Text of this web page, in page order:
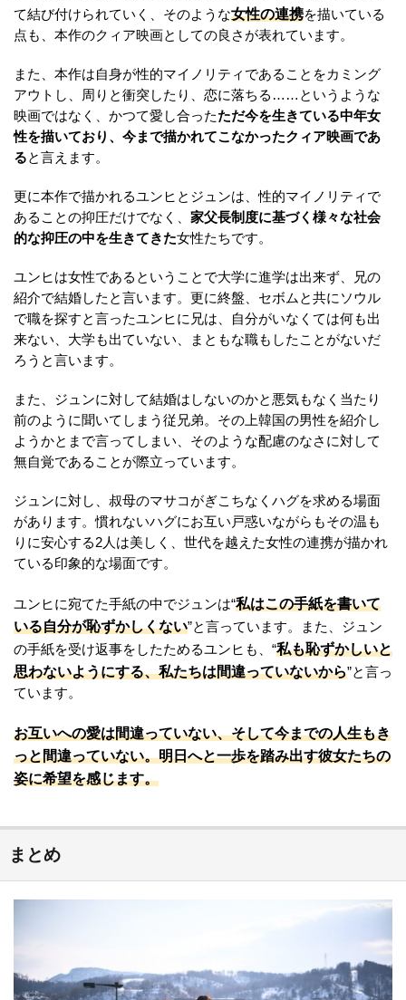
て結び付けられていく、そのような女性の連携を描いている
点も、本作のクィア映画としての良さが表れています。
また、本作は自身が性的マイノリティであることをカミング
アウトし、周りと衝突したり、恋に落ちる……というような
映画ではなく、かつて愛し合ったただ今を生きている中年女
性を描いており、今まで描かれてこなかったクィア映画であ
ると言えます。
更に本作で描かれるユンヒとジュンは、性的マイノリティで
あることの抑圧だけでなく、 家父長制度に基づく様々な社会
的な抑圧の中を生きてきた女性たちです。
ユンヒは女性であるということで大学に進学は出来ず、兄の
紹介で結婚したと言います。更に終盤、セボムと共にソウル
で職を探すと言ったユンヒに兄は、自分がいなくては何も出
来ない、大学も出ていない、まともな職もしたことがないだ
ろうと言います。
また、ジュンに対して結婚はしないのかと悪気もなく当たり
前のように聞いてしまう従兄弟。その上韓国の男性を紹介し
ようかとまで言ってしまい、そのような配慮のなさに対して
無自覚であることが際立っています。
ジュンに対し、叔母のマサコがぎこちなくハグを求める場面
があります。慣れないハグにお互い戸惑いながらもその温も
りに安心する2人は美しく、世代を越えた女性の連携が描かれ
ている印象的な場面です。
ユンヒに宛てた手紙の中でジュンは“私はこの手紙を書いて
いる自分が恥ずかしくない”と言っています。また、ジュン
の手紙を受け返事をしたためるユンヒも、“私も恥ずかしいと
思わないようにする、私たちは間違っていないから”と言っ
ています。
お互いへの愛は間違っていない、そして今までの人生もき
っと間違っていない。明日へと一歩を踏み出す彼女たちの
姿に希望を感じます。
まとめ